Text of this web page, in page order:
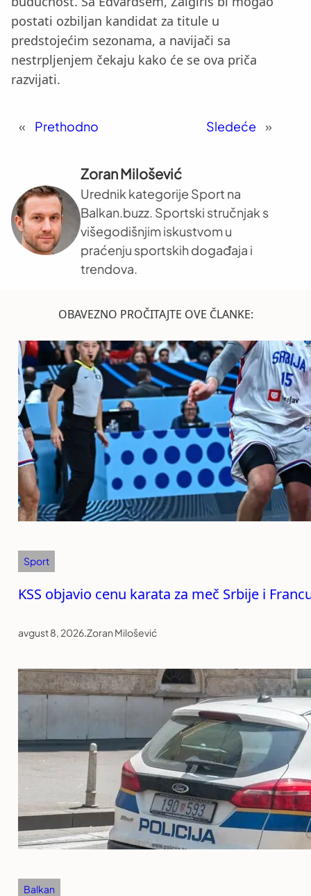
postati ozbiljan kandidat za titule u
predstojećim sezonama, a navijači sa
nestrpljenjem čekaju kako će se ova priča
razvijati.
« Prethodno Sledeće »
Zoran Milošević
Urednik kategorije Sport na
Balkan.buzz. Sportski stručnjak s
višegodišnjim iskustvom u
praćenju sportskih događaja i
trendova.
OBAVEZNO PROČITAJTE OVE ČLANKE:
Sport
KSS objavio cenu karata za meč Srbije i
avgust 8, 2026.Zoran Milošević
Balkan